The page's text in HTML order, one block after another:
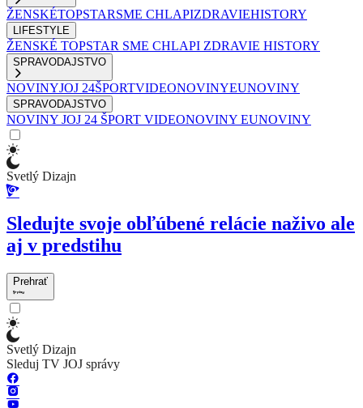
ŽENSKÉTOPSTARSME CHLAPIZDRAVIEHISTORY
LIFESTYLE
ŽENSKÉ TOPSTAR SME CHLAPI ZDRAVIE HISTORY
SPRAVODAJSTVO
NOVINYJOJ 24ŠPORTVIDEONOVINYEUNOVINY
SPRAVODAJSTVO
NOVINY JOJ 24 ŠPORT VIDEONOVINY EUNOVINY
Svetlý Dizajn
Sledujte svoje obľúbené relácie naživo ale
aj v predstihu
Prehrať
Svetlý Dizajn
Sleduj TV JOJ správy